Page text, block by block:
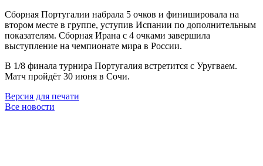
Сборная Португалии набрала 5 очков и финишировала на
втором месте в группе, уступив Испании по дополнительным
показателям. Сборная Ирана с 4 очками завершила
выступление на чемпионате мира в России.
В 1/8 финала турнира Португалия встретится с Уругваем.
Матч пройдёт 30 июня в Сочи.
Версия для печати
Все новости